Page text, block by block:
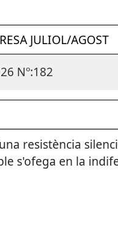
JULIOL/AGOST